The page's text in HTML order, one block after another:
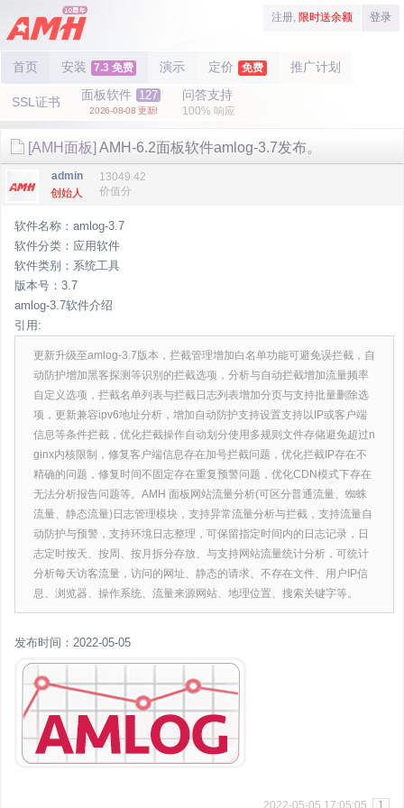
注册, 限时送余额 登录
首页 安装 7.3 免费 演示 定价 免费 推广计划
SSL证书 面板软件 127
2026-08-08 更新!
问答支持
100% 响应
[AMH面板] AMH-6.2面板软件amlog-3.7发布。
admin
创始人
13049.42
价值分
软件名称：amlog-3.7
软件分类：应用软件
软件类别：系统工具
版本号：3.7
amlog-3.7软件介绍
引用:
更新升级至amlog-3.7版本，拦截管理增加白名单功能可避免误拦截，自
动防护增加黑客探测等识别的拦截选项，分析与自动拦截增加流量频率
自定义选项，拦截名单列表与拦截日志列表增加分页与支持批量删除选
项，更新兼容ipv6地址分析，增加自动防护支持设置支持以IP或客户端
信息等条件拦截，优化拦截操作自动划分使用多规则文件存储避免超过n
ginx内核限制，修复客户端信息存在加号拦截问题，优化拦截IP存在不
精确的问题，修复时间不固定存在重复预警问题，优化CDN模式下存在
无法分析报告问题等。AMH 面板网站流量分析(可区分普通流量、蜘蛛
流量、静态流量)日志管理模块，支持异常流量分析与拦截，支持流量自
动防护与预警，支持环境日志整理，可保留指定时间内的日志记录，日
志定时按天、按周、按月拆分存放、与支持网站流量统计分析，可统计
分析每天访客流量，访问的网址、静态的请求、不存在文件、用户IP信
息、浏览器、操作系统、流量来源网站、地理位置、搜索关键字等。
发布时间：2022-05-05
2022-05-05 17:05:05 1